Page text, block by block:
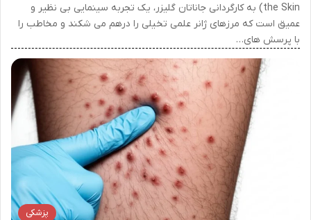
the Skin) به کارگردانی جاناتان گلیزر، یک تجربه سینمایی بی نظیر و
عمیق است که مرزهای ژانر علمی تخیلی را درهم می شکند و مخاطب را
با پرسش های…
پزشکی